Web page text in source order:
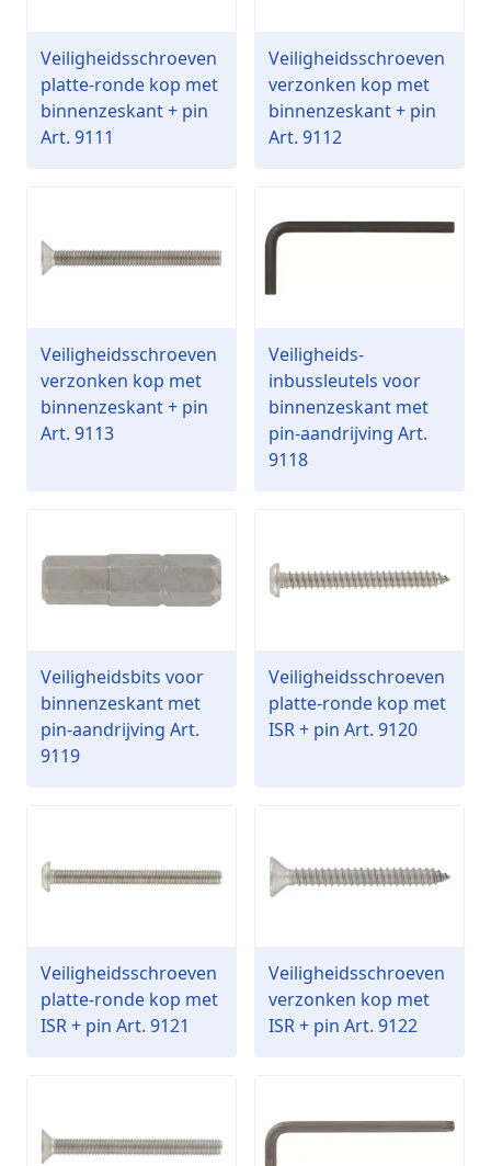
Veiligheidsschroeven
platte-ronde kop met
binnenzeskant + pin
Art. 9111
Veiligheidsschroeven
verzonken kop met
binnenzeskant + pin
Art. 9112
Veiligheidsschroeven
verzonken kop met
binnenzeskant + pin
Art. 9113
Veiligheids-
inbussleutels voor
binnenzeskant met
pin-aandrijving Art.
9118
Veiligheidsbits voor
binnenzeskant met
pin-aandrijving Art.
9119
Veiligheidsschroeven
platte-ronde kop met
ISR + pin Art. 9120
Veiligheidsschroeven
platte-ronde kop met
ISR + pin Art. 9121
Veiligheidsschroeven
verzonken kop met
ISR + pin Art. 9122